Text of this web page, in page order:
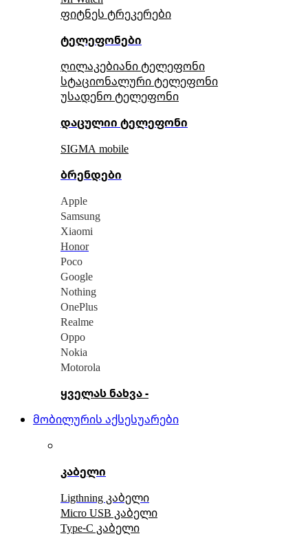
ფიტნეს ტრეკერები
ტელეფონები
ღილაკებიანი ტელეფონი
სტაციონალური ტელეფონი
უსადენო ტელეფონი
დაცულიი ტელეფონი
SIGMA mobile
ბრენდები
Apple
Samsung
Xiaomi
Honor
Poco
Google
Nothing
OnePlus
Realme
Oppo
Nokia
Motorola
ყველას ნახვა -
მობილურის აქსესუარები
კაბელი
Ligthning კაბელი
Micro USB კაბელი
Type-C კაბელი